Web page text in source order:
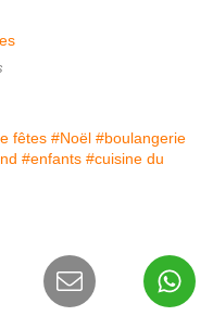
fêtes #Noël #boulangerie
#enfants #cuisine du